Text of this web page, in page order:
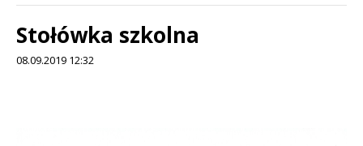
Stołówka szkolna
08.09.2019 12:32